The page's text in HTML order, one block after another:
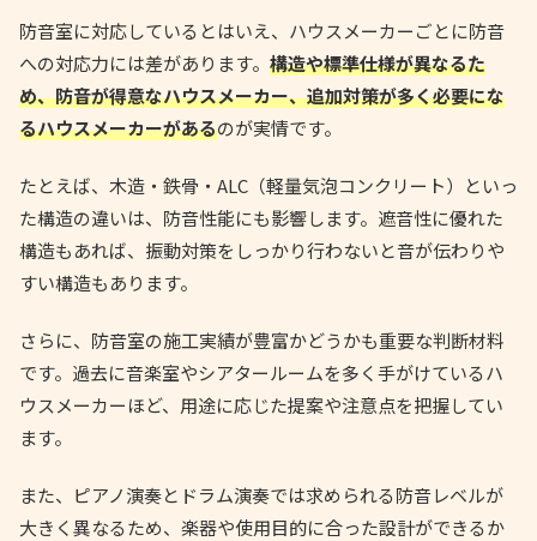
防音室に対応しているとはいえ、ハウスメーカーごとに防音
への対応力には差があります。 構造や標準仕様が異なるた
め、防音が得意なハウスメーカー、追加対策が多く必要にな
るハウスメーカーがあるのが実情です。
たとえば、木造・鉄骨・ALC（軽量気泡コンクリート）といっ
た構造の違いは、防音性能にも影響します。遮音性に優れた
構造もあれば、振動対策をしっかり行わないと音が伝わりや
すい構造もあります。
さらに、防音室の施工実績が豊富かどうかも重要な判断材料
です。過去に音楽室やシアタールームを多く手がけているハ
ウスメーカーほど、用途に応じた提案や注意点を把握してい
ます。
また、ピアノ演奏とドラム演奏では求められる防音レベルが
大きく異なるため、楽器や使用目的に合った設計ができるか